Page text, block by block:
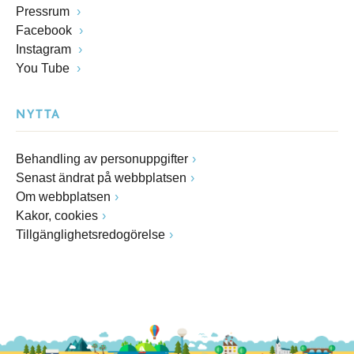
Pressrum
Facebook
Instagram
You Tube
NYTTA
Behandling av personuppgifter
Senast ändrat på webbplatsen
Om webbplatsen
Kakor, cookies
Tillgänglighetsredogörelse